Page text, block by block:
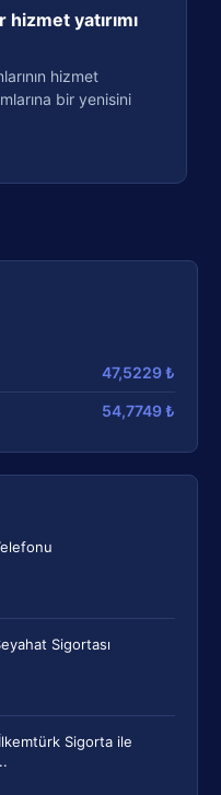
47,5229 ₺
54,7749 ₺
Sigortası
Sigorta ile
yatırımı
hizmet
bir yenisini